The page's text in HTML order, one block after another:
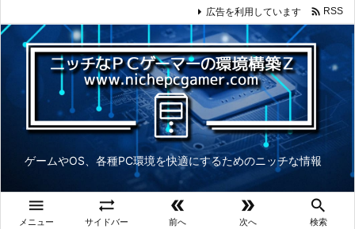
ゲームやOS、各種PC環境を快適にするためのニッチな情報

メニュー

サイドバー

前へ

次へ

検索
広告を利用しています  RSS